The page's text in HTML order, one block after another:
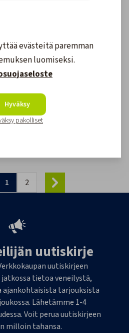
€
Mini/Midi Kiinnikelevy Pieni
€
1 2
uutiskirje
uutiskirjeen
tietoa veneilystä,
tarjouksista
Lähetämme 1-4
Voit perua uutiskirjeen
milloin tahansa.
evästeitä paremman
luomiseksi.
Hyväksy
pakolliset